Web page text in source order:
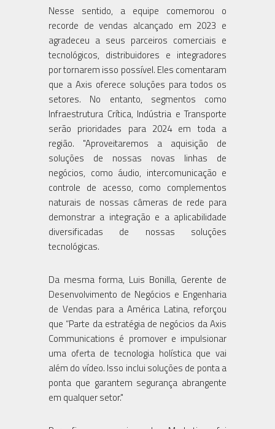
Nesse sentido, a equipe comemorou o
recorde de vendas alcançado em 2023 e
agradeceu a seus parceiros comerciais e
tecnológicos, distribuidores e integradores
por tornarem isso possível. Eles comentaram
que a Axis oferece soluções para todos os
setores. No entanto, segmentos como
Infraestrutura Crítica, Indústria e Transporte
serão prioridades para 2024 em toda a
região. "Aproveitaremos a aquisição de
soluções de nossas novas linhas de
negócios, como áudio, intercomunicação e
controle de acesso, como complementos
naturais de nossas câmeras de rede para
demonstrar a integração e a aplicabilidade
diversificadas de nossas soluções
tecnológicas.
Da mesma forma, Luis Bonilla, Gerente de
Desenvolvimento de Negócios e Engenharia
de Vendas para a América Latina, reforçou
que “Parte da estratégia de negócios da Axis
Communications é promover e impulsionar
uma oferta de tecnologia holística que vai
além do vídeo. Isso inclui soluções de ponta a
ponta que garantem segurança abrangente
em qualquer setor."